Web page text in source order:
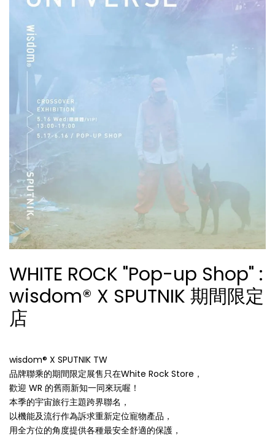
WHITE ROCK "Pop-up Shop" :
wisdom® X SPUTNIK 期間限定
店
wisdom® X SPUTNIK TW
品牌聯乘的期間限定展售只在White Rock Store，
歡迎 WR 的舊雨新知一同來玩喔！
本季的宇宙旅行主題跨界聯名，
以機能及流行作為訴求重新定位寵物產品，
用全方位的角度提供各種最安全舒適的保護，